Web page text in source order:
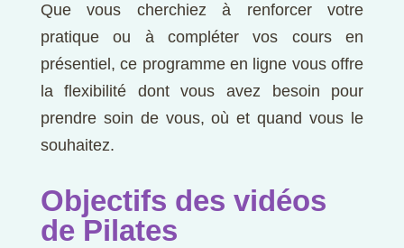
Que vous cherchiez à renforcer votre
pratique ou à compléter vos cours en
présentiel, ce programme en ligne vous offre
la flexibilité dont vous avez besoin pour
prendre soin de vous, où et quand vous le
souhaitez.
Objectifs des vidéos
de Pilates